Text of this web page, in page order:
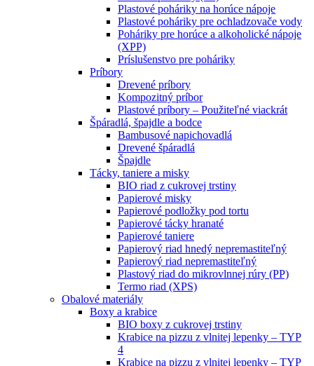
Plastové poháriky na horúce nápoje
Plastové poháriky pre ochladzovače vody
Poháriky pre horúce a alkoholické nápoje
(XPP)
Príslušenstvo pre poháriky
Príbory
Drevené príbory
Kompozitný príbor
Plastové príbory – Použiteľné viackrát
Špáradlá, špajdle a bodce
Bambusové napichovadlá
Drevené špáradlá
Špajdle
Tácky, taniere a misky
BIO riad z cukrovej trstiny
Papierové misky
Papierové podložky pod tortu
Papierové tácky hranaté
Papierové taniere
Papierový riad hnedý nepremastiteľný
Papierový riad nepremastiteľný
Plastový riad do mikrovlnnej rúry (PP)
Termo riad (XPS)
Obalové materiály
Boxy a krabice
BIO boxy z cukrovej trstiny
Krabice na pizzu z vlnitej lepenky – TYP
4
Krabice na pizzu z vlnitej lepenky – TYP